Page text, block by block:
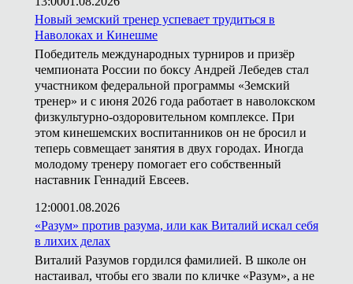
Новый земский тренер успевает трудиться в
Наволоках и Кинешме
Победитель международных турниров и призёр
чемпионата России по боксу Андрей Лебедев стал
участником федеральной программы «Земский
тренер» и с июня 2026 года работает в наволокском
физкультурно-оздоровительном комплексе. При
этом кинешемских воспитанников он не бросил и
теперь совмещает занятия в двух городах. Иногда
молодому тренеру помогает его собственный
наставник Геннадий Евсеев.
12:0001.08.2026
«Разум» против разума, или как Виталий искал себя
в лихих делах
Виталий Разумов гордился фамилией. В школе он
настаивал, чтобы его звали по кличке «Разум», а не